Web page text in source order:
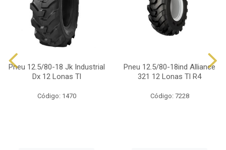
Pneu 12.5/80-18 Jk Industrial
Dx 12 Lonas Tl
Código: 1470
Pneu 12.5/80-18ind Alliance
321 12 Lonas Tl R4
Código: 7228